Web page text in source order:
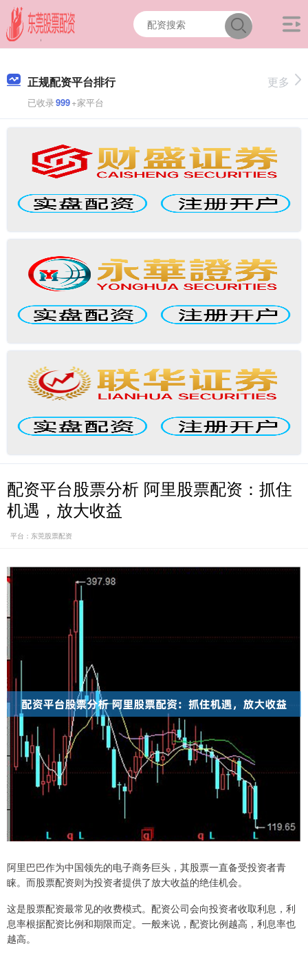
正规配资平台排行
已收录999+家平台
更多
配资平台股票分析 阿里股票配资：抓住
机遇，放大收益
平台：东莞股票配资
阿里巴巴作为中国领先的电子商务巨头，其股票一直备受投资者青
睐。而股票配资则为投资者提供了放大收益的绝佳机会。
这是股票配资最常见的收费模式。配资公司会向投资者收取利息，利
息率根据配资比例和期限而定。一般来说，配资比例越高，利息率也
越高。